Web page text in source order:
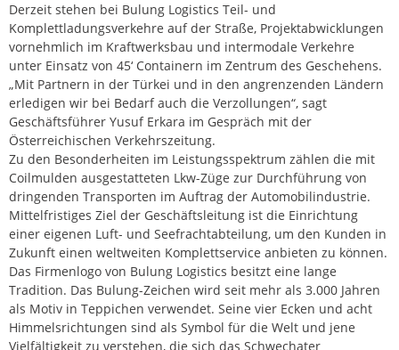
Derzeit stehen bei Bulung Logistics Teil- und
Komplettladungsverkehre auf der Straße, Projektabwicklungen
vornehmlich im Kraftwerksbau und intermodale Verkehre
unter Einsatz von 45‘ Containern im Zentrum des Geschehens.
„Mit Partnern in der Türkei und in den angrenzenden Ländern
erledigen wir bei Bedarf auch die Verzollungen“, sagt
Geschäftsführer Yusuf Erkara im Gespräch mit der
Österreichischen Verkehrszeitung.
Zu den Besonderheiten im Leistungsspektrum zählen die mit
Coilmulden ausgestatteten Lkw-Züge zur Durchführung von
dringenden Transporten im Auftrag der Automobilindustrie.
Mittelfristiges Ziel der Geschäftsleitung ist die Einrichtung
einer eigenen Luft- und Seefrachtabteilung, um den Kunden in
Zukunft einen weltweiten Komplettservice anbieten zu können.
Das Firmenlogo von Bulung Logistics besitzt eine lange
Tradition. Das Bulung-Zeichen wird seit mehr als 3.000 Jahren
als Motiv in Teppichen verwendet. Seine vier Ecken und acht
Himmelsrichtungen sind als Symbol für die Welt und jene
Vielfältigkeit zu verstehen, die sich das Schwechater